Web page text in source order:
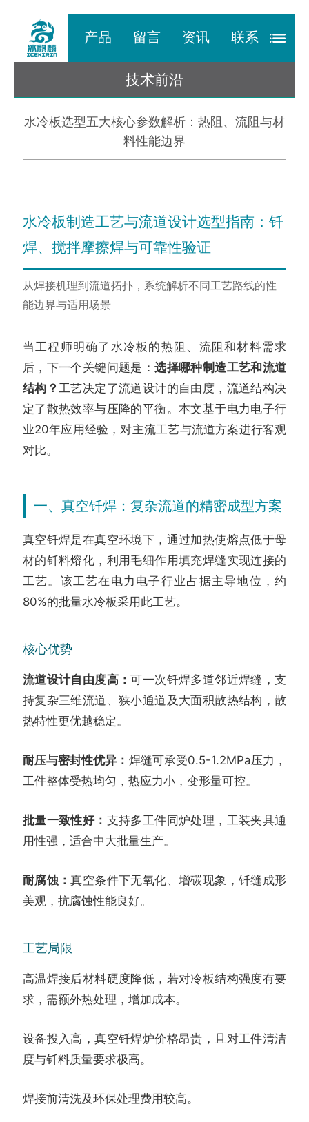
产品 留言 资讯 联系
技术前沿
水冷板选型五大核心参数解析：热阻、流阻与材
料性能边界
水冷板制造工艺与流道设计选型指南：钎
焊、搅拌摩擦焊与可靠性验证
从焊接机理到流道拓扑，系统解析不同工艺路线的性
能边界与适用场景
当工程师明确了水冷板的热阻、流阻和材料需求
后，下一个关键问题是：选择哪种制造工艺和流道
结构？ 工艺决定了流道设计的自由度，流道结构决
定了散热效率与压降的平衡。本文基于电力电子行
业20年应用经验，对主流工艺与流道方案进行客观
对比。
一、真空钎焊：复杂流道的精密成型方案
真空钎焊是在真空环境下，通过加热使熔点低于母
材的钎料熔化，利用毛细作用填充焊缝实现连接的
工艺。该工艺在电力电子行业占据主导地位，约
80%的批量水冷板采用此工艺。
核心优势
流道设计自由度高：可一次钎焊多道邻近焊缝，支
持复杂三维流道、狭小通道及大面积散热结构，散
热特性更优越稳定。
耐压与密封性优异： 焊缝可承受0.5-1.2MPa压力，
工件整体受热均匀，热应力小，变形量可控。
批量一致性好： 支持多工件同炉处理，工装夹具通
用性强，适合中大批量生产。
耐腐蚀：真空条件下无氧化、增碳现象，钎缝成形
美观，抗腐蚀性能良好。
工艺局限
高温焊接后材料硬度降低，若对冷板结构强度有要
求，需额外热处理，增加成本。
设备投入高，真空钎焊炉价格昂贵，且对工件清洁
度与钎料质量要求极高。
焊接前清洗及环保处理费用较高。